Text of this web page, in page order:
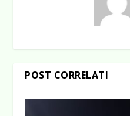
POST CORRELATI